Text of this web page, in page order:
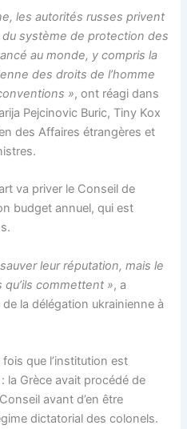
les autorités russes privent
système de protection des
au monde, y compris la
des droits de l’homme
», ont réagi dans
Pejcinovic Buric, Tiny Kox
des Affaires étrangères et
va priver le Conseil de
budget annuel, qui est
leur réputation, mais le
commettent », a
la délégation ukrainienne à
fois que l’institution est
la Grèce avait procédé de
avant d’en être
dictatorial des colonels.